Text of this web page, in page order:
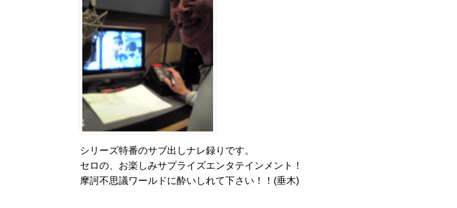
シリーズ特番のサブ出しナレ録りです。
セロの、お楽しみサプライズエンタテインメント！
摩訶不思議ワールドに酔いしれて下さい！！(垂木)